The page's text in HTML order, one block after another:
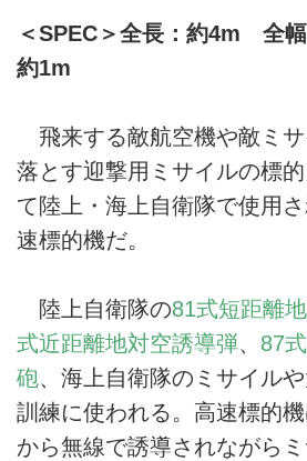
＜SPEC＞全長：約4m 全
約1m
飛来する敵航空機や敵ミ
落とす迎撃用ミサイルの標
て陸上・海上自衛隊で使用
速標的機だ。
陸上自衛隊の81式短距離
式近距離地対空誘導弾、 87
砲、海上自衛隊のミサイル
訓練に使われる。高速標的
から無線で誘導されながら